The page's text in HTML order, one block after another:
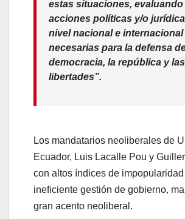
estas situaciones, evaluando
acciones políticas y/o
nivel nacional e internacional
necesarias para la defensa
democracia, la república y las
libertades”.
Los mandatarios neoliberales de
Ecuador, Luis Lacalle Pou y
con altos índices de impopularidad
ineficiente gestión de gobierno,
gran acento neoliberal.